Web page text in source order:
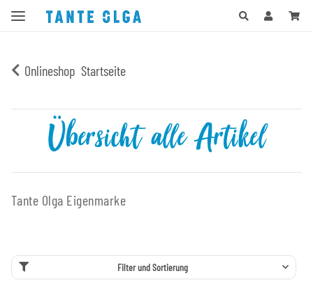
Onlineshop Startseite
Übersicht alle Artikel
Tante Olga Eigenmarke
Filter und Sortierung